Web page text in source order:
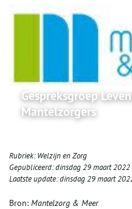
Gespreksgroep
Mantelzorgers
Rubriek:Welzijn en Zorg
Gepubliceerd:dinsdag 29 maart 2022
Laatste update:dinsdag 29 maart
Bron: Mantelzorg & Meer